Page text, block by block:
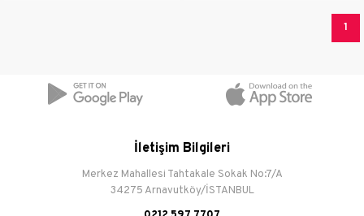
1
İletişim Bilgileri
Merkez Mahallesi Tahtakale Sokak No:7/A
34275 Arnavutköy/İSTANBUL